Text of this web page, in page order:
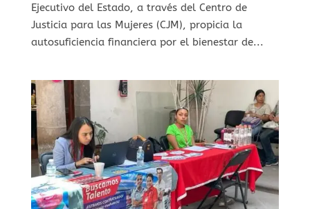
Ejecutivo del Estado, a través del Centro de
Justicia para las Mujeres (CJM), propicia la
autosuficiencia financiera por el bienestar de...